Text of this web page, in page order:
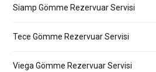
Siamp Gömme Rezervuar Servisi
Tece Gömme Rezervuar Servisi
Viega Gömme Rezervuar Servisi